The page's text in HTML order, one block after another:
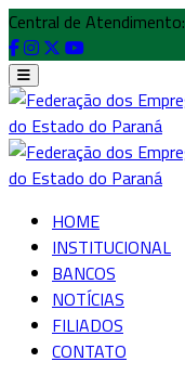
Central de Atendimento:
HOME
INSTITUCIONAL
BANCOS
NOTÍCIAS
FILIADOS
CONTATO